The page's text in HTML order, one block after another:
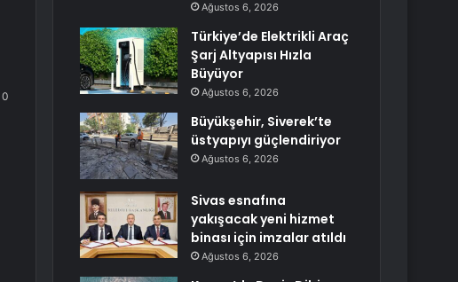
0
Ağustos 6, 2026
Türkiye’de Elektrikli Araç
Şarj Altyapısı Hızla
Büyüyor
Ağustos 6, 2026
Büyükşehir, Siverek’te
üstyapıyı güçlendiriyor
Ağustos 6, 2026
Sivas esnafına
yakışacak yeni hizmet
binası için imzalar atıldı
Ağustos 6, 2026